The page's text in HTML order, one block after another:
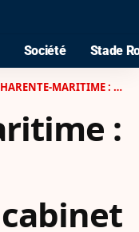
Société Stade
MARITIME : LE NOUVEAU DIRECTEUR DE CABINET DE LA PRÉFECTURE SUR LE TERRAIN À MIREUIL
: